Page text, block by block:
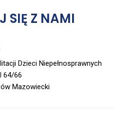
SIĘ Z NAMI
Dzieci Niepełnosprawnych
64/66
Mazowiecki